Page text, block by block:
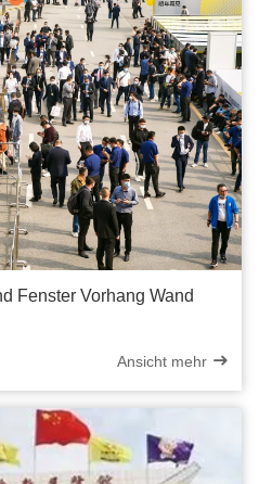
Fenster Vorhang Wand
Ansicht mehr